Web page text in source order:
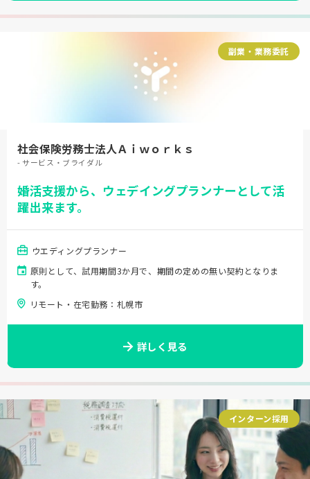
副業・業務委託
社会保険労務士法人Ａｉｗｏｒｋｓ
- サービス・ブライダル
婚活支援から、ウェデイングプランナーとして活
躍出来ます。
ウエディングプランナー
原則として、試用期間3か月で、期間の定めの無い契約となりま
す。
リモート・在宅勤務：札幌市
詳しく見る
インターン採用